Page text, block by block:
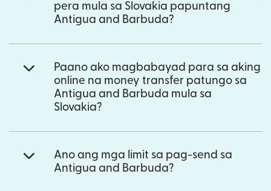
pera mula sa Slovakia papuntang
Antigua and Barbuda?
Paano ako magbabayad para sa aking
online na money transfer patungo sa
Antigua and Barbuda mula sa
Slovakia?
Ano ang mga limit sa pag-send sa
Antigua and Barbuda?